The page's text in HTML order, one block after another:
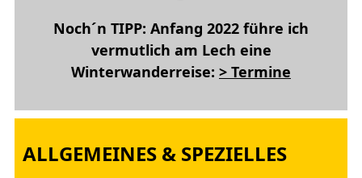
Noch´n TIPP: Anfang 2022 führe ich
vermutlich am Lech eine
Winterwanderreise: > Termine
ALLGEMEINES & SPEZIELLES